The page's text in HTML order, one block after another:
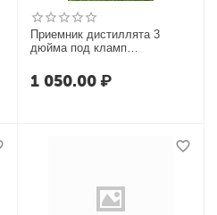
Приемник дистиллята 3
дюйма под кламп
1 050.00₽